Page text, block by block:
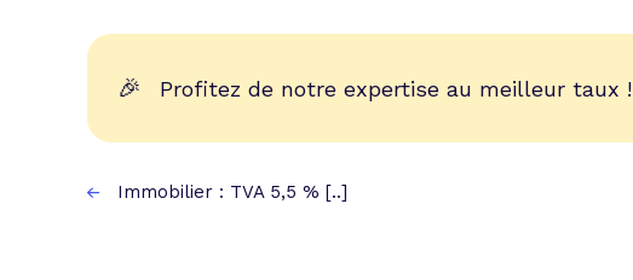
🎉 Profitez de notre expertise au meilleur taux !
Immobilier : TVA 5,5 % [..]